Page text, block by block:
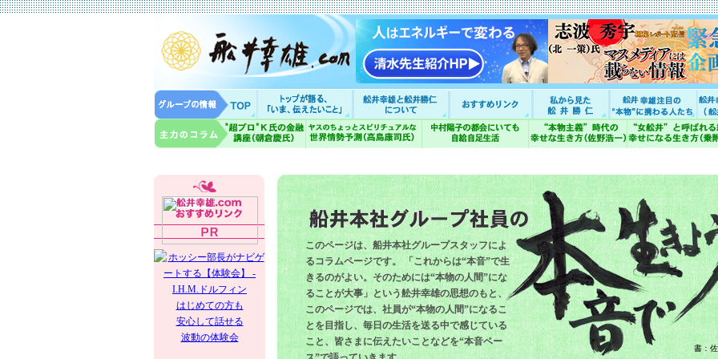
はじめての方も
安心して話せる
波動の体験会
このページは、船井本社グループスタッフによ
るコラムページです。 「これからは“本音”で生
きるのがよい。そのためには“本物の人間”にな
ることが大事」という舩井幸雄の思想のもと、
このページでは、社員が“本物の人間”になるこ
とを目指し、毎日の生活を送る中で感じている
こと、皆さまに伝えたいことなどを“本音ベー
書：